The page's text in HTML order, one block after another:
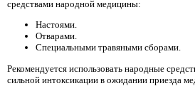
средствами народной медицины:
Настоями.
Отварами.
Специальными травяными сборами.
Рекомендуется использовать народные
сильной интоксикации в ожидании приезда